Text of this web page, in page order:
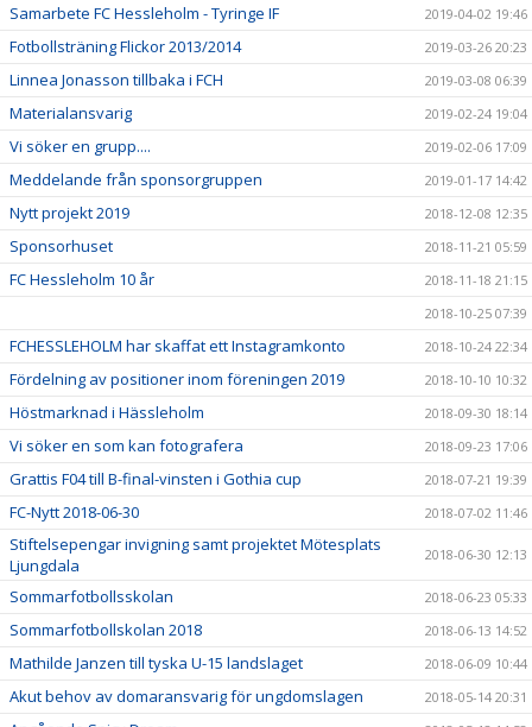
Samarbete FC Hessleholm - Tyringe IF 2019-04-02 19:46
Fotbollsträning Flickor 2013/2014 2019-03-26 20:23
Linnea Jonasson tillbaka i FCH 2019-03-08 06:39
Materialansvarig 2019-02-24 19:04
Vi söker en grupp.... 2019-02-06 17:09
Meddelande från sponsorgruppen 2019-01-17 14:42
Nytt projekt 2019 2018-12-08 12:35
Sponsorhuset 2018-11-21 05:59
FC Hessleholm 10 år
2018-11-18 21:15
2018-10-25 07:39
FCHESSLEHOLM har skaffat ett Instagramkonto 2018-10-24 22:34
Fördelning av positioner inom föreningen 2019 2018-10-10 10:32
Höstmarknad i Hässleholm 2018-09-30 18:14
Vi söker en som kan fotografera 2018-09-23 17:06
Grattis F04 till B-final-vinsten i Gothia cup 2018-07-21 19:39
FC-Nytt 2018-06-30 2018-07-02 11:46
Stiftelsepengar invigning samt projektet Mötesplats
Ljungdala
2018-06-30 12:13
Sommarfotbollsskolan 2018-06-23 05:33
Sommarfotbollskolan 2018 2018-06-13 14:52
Mathilde Janzen till tyska U-15 landslaget 2018-06-09 10:44
Akut behov av domaransvarig för ungdomslagen 2018-05-14 20:31